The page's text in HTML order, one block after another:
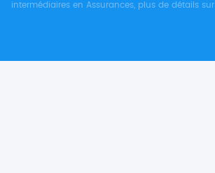
intermédiaires en Assurances, plus de détails sur